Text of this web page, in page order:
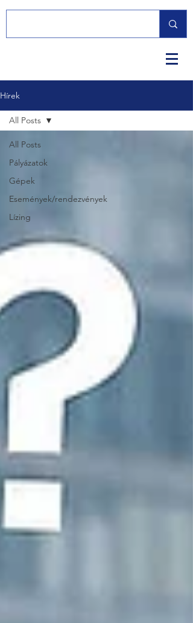
Hírek
All Posts
Pályázatok
Gépek
Események/rendezvények
Lízing
All Posts